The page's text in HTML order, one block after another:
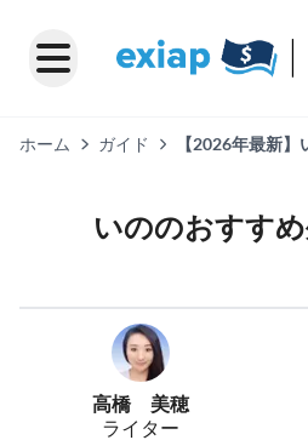
ホーム ガイド
【2026年最新
いののおすす
高橋 美穂
ライター